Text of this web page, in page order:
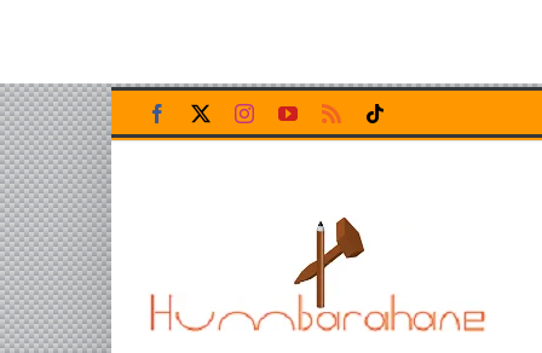
Skip
to
content
Facebook InstagramYouTubeRss